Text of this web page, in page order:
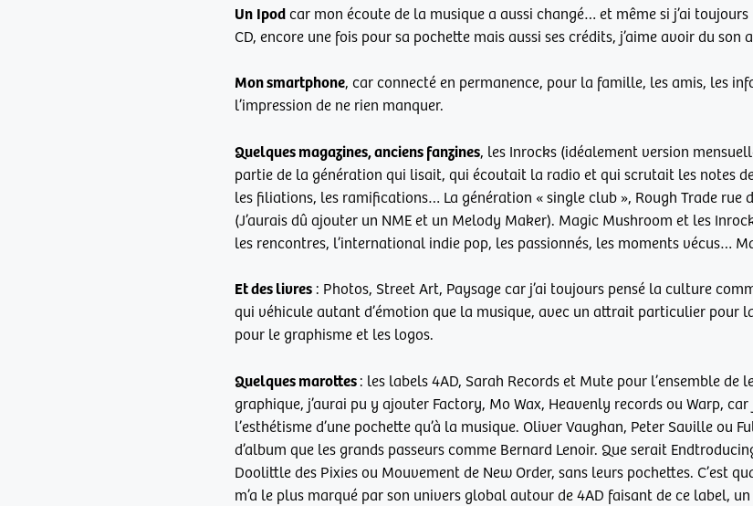
Un Ipodcar mon écoute de la musique a aussi changé… et même si j’ai
CD, encore une fois pour sa pochette mais aussi ses crédits, j’aime avoir du son
Mon smartphone, car connecté en permanence, pour la famille, les amis, les
l’impression de ne rien manquer.
Quelques magazines, anciens fanzines, les Inrocks (idéalement version
partie de la génération qui lisait, qui écoutait la radio et qui scrutait les notes
les filiations, les ramifications… La génération « single club », Rough Trade rue
(J’aurais dû ajouter un NME et un Melody Maker). Magic Mushroom et les
les rencontres, l’international indie pop, les passionnés, les moments vécus…
Et des livres : Photos, Street Art, Paysage car j’ai toujours pensé la culture
qui véhicule autant d’émotion que la musique, avec un attrait particulier pour
pour le graphisme et les logos.
Quelques marottes: les labels 4AD, Sarah Records et Mute pour l’ensemble
graphique, j’aurai pu y ajouter Factory, Mo Wax, Heavenly records ou Warp,
l’esthétisme d’une pochette qu’à la musique. Oliver Vaughan, Peter Saville ou
d’album que les grands passeurs comme Bernard Lenoir. Que serait
Doolittle des Pixies ou Mouvement de New Order, sans leurs pochettes. C’est
m’a le plus marqué par son univers global autour de 4AD faisant de ce label,